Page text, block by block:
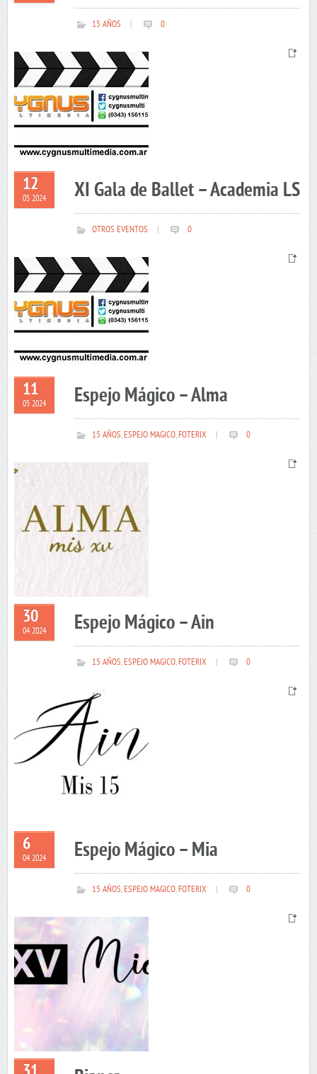
15 AÑOS 0
12
05 2024 XI Gala de Ballet – Academia LS
OTROS EVENTOS 0
11
05 2024 Espejo Mágico – Alma
15 AÑOS,ESPEJO MAGICO,FOTERIX 0
30
04 2024 Espejo Mágico – Ain
15 AÑOS,ESPEJO MAGICO,FOTERIX 0
6
04 2024 Espejo Mágico – Mia
15 AÑOS,ESPEJO MAGICO,FOTERIX 0